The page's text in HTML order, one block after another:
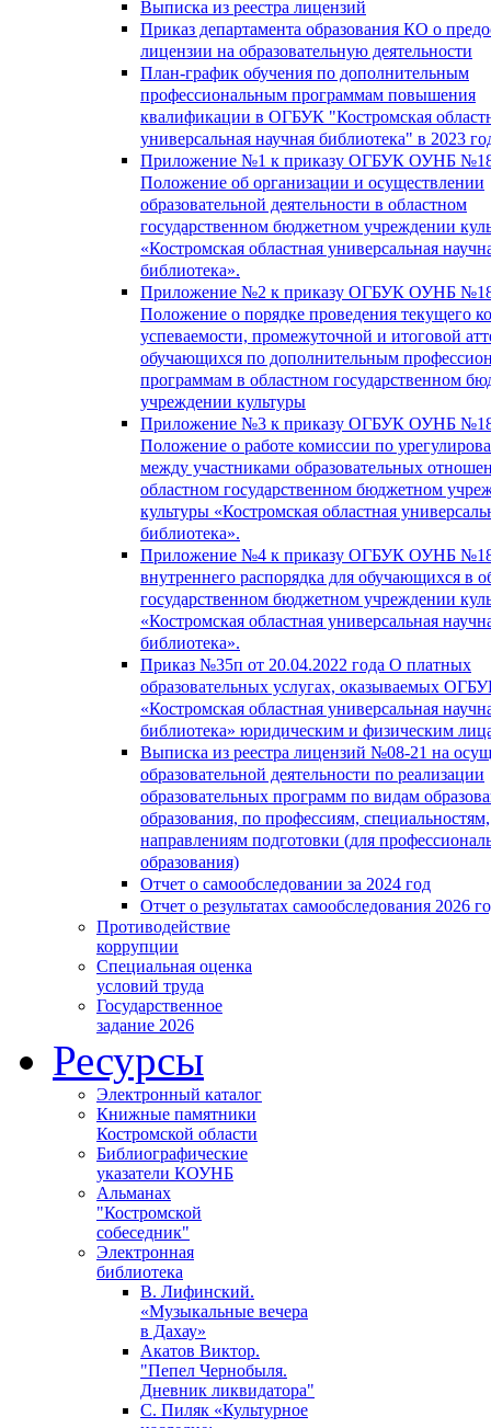
Выписка из реестра лицензий
Приказ департамента образования КО о
лицензии на образовательную деятельности
План-график обучения по дополнительным
профессиональным программам повышения
квалификации в ОГБУК "Костромская
универсальная научная библиотека" в 2023
Приложение №1 к приказу ОГБУК ОУНБ
Положение об организации и осуществлении
образовательной деятельности в областном
государственном бюджетном учреждении
«Костромская областная универсальная
библиотека».
Приложение №2 к приказу ОГБУК ОУНБ
Положение о порядке проведения текущего
успеваемости, промежуточной и итоговой
обучающихся по дополнительным
программам в областном государственном
учреждении культуры
Приложение №3 к приказу ОГБУК ОУНБ
Положение о работе комиссии по
между участниками образовательных
областном государственном бюджетном
культуры «Костромская областная
библиотека».
Приложение №4 к приказу ОГБУК ОУНБ
внутреннего распорядка для обучающихся в
государственном бюджетном учреждении
«Костромская областная универсальная
библиотека».
Приказ №35п от 20.04.2022 года О платных
образовательных услугах, оказываемых
«Костромская областная универсальная
библиотека» юридическим и физическим
Выписка из реестра лицензий №08-21 на
образовательной деятельности по реализации
образовательных программ по видам
образования, по профессиям, специальностям,
направлениям подготовки (для
образования)
Отчет о самообследовании за 2024 год
Отчет о результатах самообследования 2026
Противодействие
коррупции
Специальная оценка
условий труда
Государственное
задание 2026
Ресурсы
Электронный каталог
Книжные памятники
Костромской области
Библиографические
указатели КОУНБ
Альманах
"Костромской
собеседник"
Электронная
библиотека
В. Лифинский.
«Музыкальные вечера
в Дахау»
Акатов Виктор.
"Пепел Чернобыля.
Дневник ликвидатора"
С. Пиляк «Культурное